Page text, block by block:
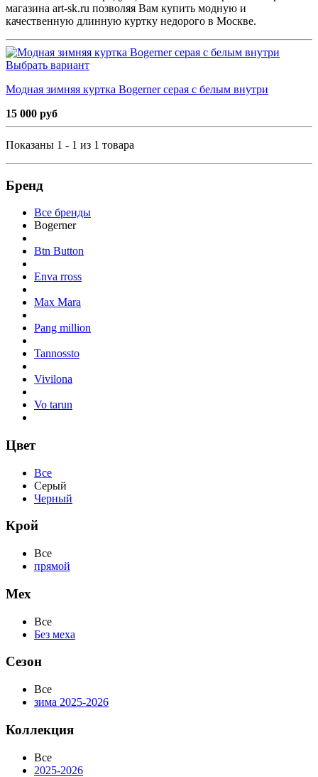
магазина art-sk.ru позволяя Вам купить модную и
качественную длинную куртку недорого в Москве.
Выбрать вариант
Модная зимняя куртка Bogerner серая с белым внутри
15 000 руб
Показаны 1 - 1 из 1 товара
Бренд
Все бренды
Bogerner
Btn Button
Enva rross
Max Mara
Pang million
Tannossto
Vivilona
Vo tarun
Цвет
Все
Серый
Черный
Крой
Все
прямой
Мех
Все
Без меха
Сезон
Все
зима 2025-2026
Коллекция
Все
2025-2026